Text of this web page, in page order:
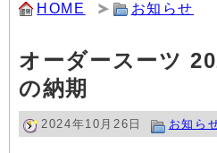
HOME お知らせ
オーダースーツ
の納期
2024年10月26日 お知ら